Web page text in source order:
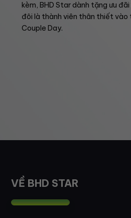
kèm, BHD Star dành tặng ưu
đôi là thành viên thân thiết vào
Couple Day.
VỀ BHD STAR